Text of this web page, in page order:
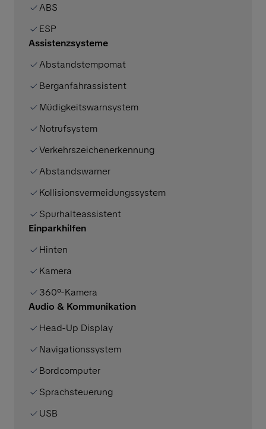
ABS
ESP
Assistenzsysteme
Abstandstempomat
Berganfahrassistent
Müdigkeitswarnsystem
Notrufsystem
Verkehrszeichenerkennung
Abstandswarner
Kollisionsvermeidungssystem
Spurhalteassistent
Einparkhilfen
Hinten
Kamera
360°-Kamera
Audio & Kommunikation
Head-Up Display
Navigationssystem
Bordcomputer
Sprachsteuerung
USB